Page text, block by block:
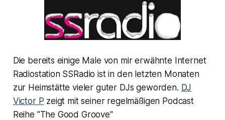
Die bereits einige Male von mir erwähnte Internet
Radiostation SSRadio ist in den letzten Monaten
zur Heimstätte vieler guter DJs geworden. DJ
Victor P zeigt mit seiner regelmäßigen Podcast
Reihe "The Good Groove"